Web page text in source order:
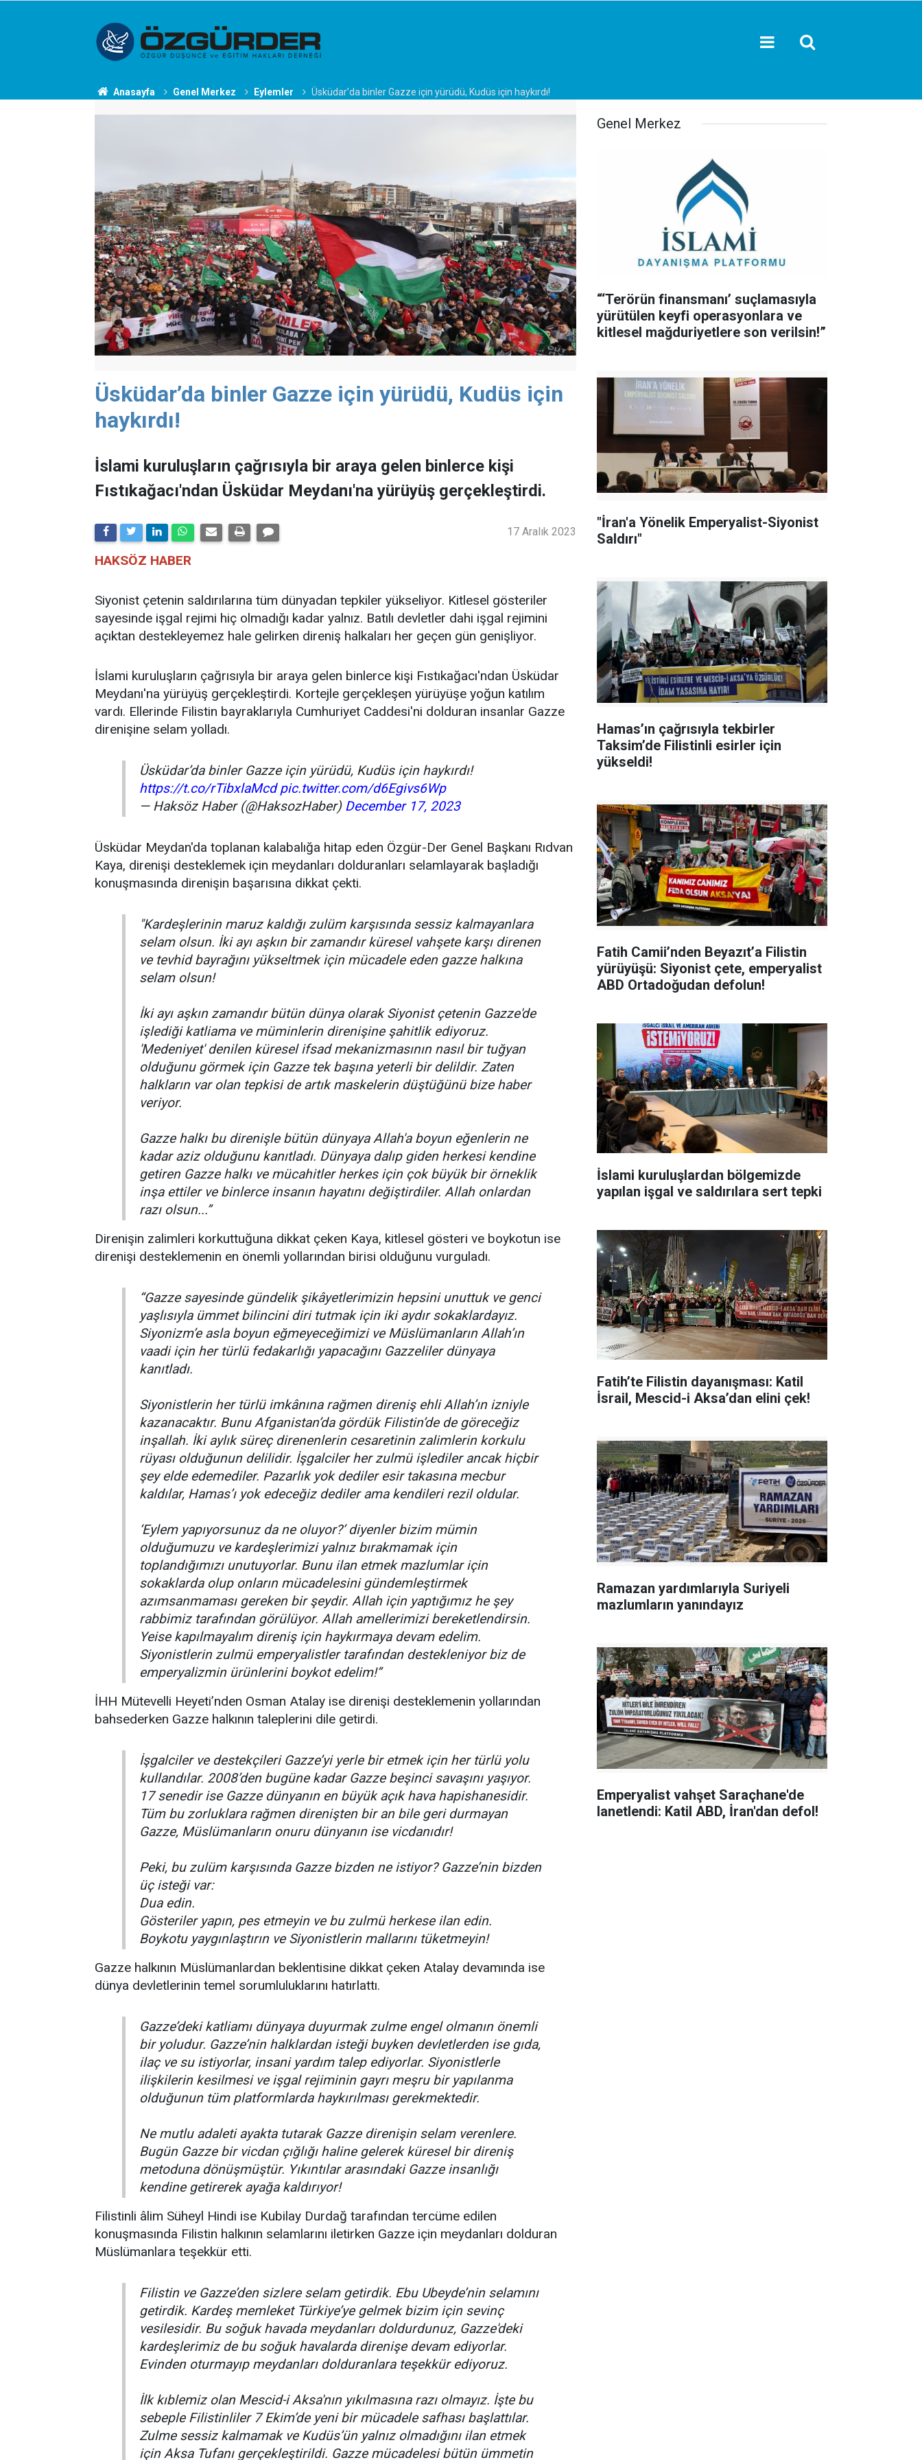
Anasayfa Genel Merkez Eylemler Üsküdar’da binler Gazze için yürüdü, Kudüs için haykırdı!
Üsküdar’da binler Gazze için yürüdü, Kudüs için
haykırdı!
İslami kuruluşların çağrısıyla bir araya gelen binlerce kişi
Fıstıkağacı'ndan Üsküdar Meydanı'na yürüyüş gerçekleştirdi.
17 Aralık 2023
HAKSÖZ HABER
Siyonist çetenin saldırılarına tüm dünyadan tepkiler yükseliyor. Kitlesel gösteriler
sayesinde işgal rejimi hiç olmadığı kadar yalnız. Batılı devletler dahi işgal rejimini
açıktan destekleyemez hale gelirken direniş halkaları her geçen gün genişliyor.
İslami kuruluşların çağrısıyla bir araya gelen binlerce kişi Fıstıkağacı'ndan Üsküdar
Meydanı'na yürüyüş gerçekleştirdi. Kortejle gerçekleşen yürüyüşe yoğun katılım
vardı. Ellerinde Filistin bayraklarıyla Cumhuriyet Caddesi'ni dolduran insanlar Gazze
direnişine selam yolladı.
Üsküdar’da binler Gazze için yürüdü, Kudüs için haykırdı!
https://t.co/rTibxlaMcd pic.twitter.com/d6Egivs6Wp
— Haksöz Haber (@HaksozHaber) December 17, 2023
Üsküdar Meydan'da toplanan kalabalığa hitap eden Özgür-Der Genel Başkanı Rıdvan
Kaya, direnişi desteklemek için meydanları dolduranları selamlayarak başladığı
konuşmasında direnişin başarısına dikkat çekti.
"Kardeşlerinin maruz kaldığı zulüm karşısında sessiz kalmayanlara
selam olsun. İki ayı aşkın bir zamandır küresel vahşete karşı direnen
ve tevhid bayrağını yükseltmek için mücadele eden gazze halkına
selam olsun!
İki ayı aşkın zamandır bütün dünya olarak Siyonist çetenin Gazze'de
işlediği katliama ve müminlerin direnişine şahitlik ediyoruz.
'Medeniyet' denilen küresel ifsad mekanizmasının nasıl bir tuğyan
olduğunu görmek için Gazze tek başına yeterli bir delildir. Zaten
halkların var olan tepkisi de artık maskelerin düştüğünü bize haber
veriyor.
Gazze halkı bu direnişle bütün dünyaya Allah'a boyun eğenlerin ne
kadar aziz olduğunu kanıtladı. Dünyaya dalıp giden herkesi kendine
getiren Gazze halkı ve mücahitler herkes için çok büyük bir örneklik
inşa ettiler ve binlerce insanın hayatını değiştirdiler. Allah onlardan
razı olsun...”
Direnişin zalimleri korkuttuğuna dikkat çeken Kaya, kitlesel gösteri ve boykotun ise
direnişi desteklemenin en önemli yollarından birisi olduğunu vurguladı.
“Gazze sayesinde gündelik şikâyetlerimizin hepsini unuttuk ve genci
yaşlısıyla ümmet bilincini diri tutmak için iki aydır sokaklardayız.
Siyonizm’e asla boyun eğmeyeceğimizi ve Müslümanların Allah’ın
vaadi için her türlü fedakarlığı yapacağını Gazzeliler dünyaya
kanıtladı.
Siyonistlerin her türlü imkânına rağmen direniş ehli Allah’ın izniyle
kazanacaktır. Bunu Afganistan’da gördük Filistin’de de göreceğiz
inşallah. İki aylık süreç direnenlerin cesaretinin zalimlerin korkulu
rüyası olduğunun delilidir. İşgalciler her zulmü işlediler ancak hiçbir
şey elde edemediler. Pazarlık yok dediler esir takasına mecbur
kaldılar, Hamas’ı yok edeceğiz dediler ama kendileri rezil oldular.
‘Eylem yapıyorsunuz da ne oluyor?’ diyenler bizim mümin
olduğumuzu ve kardeşlerimizi yalnız bırakmamak için
toplandığımızı unutuyorlar. Bunu ilan etmek mazlumlar için
sokaklarda olup onların mücadelesini gündemleştirmek
azımsanmaması gereken bir şeydir. Allah için yaptığımız he şey
rabbimiz tarafından görülüyor. Allah amellerimizi bereketlendirsin.
Yeise kapılmayalım direniş için haykırmaya devam edelim.
Siyonistlerin zulmü emperyalistler tarafından destekleniyor biz de
emperyalizmin ürünlerini boykot edelim!”
İHH Mütevelli Heyeti’nden Osman Atalay ise direnişi desteklemenin yollarından
bahsederken Gazze halkının taleplerini dile getirdi.
İşgalciler ve destekçileri Gazze’yi yerle bir etmek için her türlü yolu
kullandılar. 2008’den bugüne kadar Gazze beşinci savaşını yaşıyor.
17 senedir ise Gazze dünyanın en büyük açık hava hapishanesidir.
Tüm bu zorluklara rağmen direnişten bir an bile geri durmayan
Gazze, Müslümanların onuru dünyanın ise vicdanıdır!
Peki, bu zulüm karşısında Gazze bizden ne istiyor? Gazze’nin bizden
üç isteği var:
Dua edin.
Gösteriler yapın, pes etmeyin ve bu zulmü herkese ilan edin.
Boykotu yaygınlaştırın ve Siyonistlerin mallarını tüketmeyin!
Gazze halkının Müslümanlardan beklentisine dikkat çeken Atalay devamında ise
dünya devletlerinin temel sorumluluklarını hatırlattı.
Gazze’deki katliamı dünyaya duyurmak zulme engel olmanın önemli
bir yoludur. Gazze’nin halklardan isteği buyken devletlerden ise gıda,
ilaç ve su istiyorlar, insani yardım talep ediyorlar. Siyonistlerle
ilişkilerin kesilmesi ve işgal rejiminin gayrı meşru bir yapılanma
olduğunun tüm platformlarda haykırılması gerekmektedir.
Ne mutlu adaleti ayakta tutarak Gazze direnişin selam verenlere.
Bugün Gazze bir vicdan çığlığı haline gelerek küresel bir direniş
metoduna dönüşmüştür. Yıkıntılar arasındaki Gazze insanlığı
kendine getirerek ayağa kaldırıyor!
Filistinli âlim Süheyl Hindi ise Kubilay Durdağ tarafından tercüme edilen
konuşmasında Filistin halkının selamlarını iletirken Gazze için meydanları dolduran
Müslümanlara teşekkür etti.
Filistin ve Gazze’den sizlere selam getirdik. Ebu Ubeyde’nin selamını
getirdik. Kardeş memleket Türkiye’ye gelmek bizim için sevinç
vesilesidir. Bu soğuk havada meydanları doldurdunuz, Gazze'deki
kardeşlerimiz de bu soğuk havalarda direnişe devam ediyorlar.
Evinden oturmayıp meydanları dolduranlara teşekkür ediyoruz.
İlk kıblemiz olan Mescid-i Aksa'nın yıkılmasına razı olmayız. İşte bu
sebeple Filistinliler 7 Ekim’de yeni bir mücadele safhası başlattılar.
Zulme sessiz kalmamak ve Kudüs’ün yalnız olmadığını ilan etmek
için Aksa Tufanı gerçekleştirildi. Gazze mücadelesi bütün ümmetin
Genel Merkez
“‘Terörün finansmanı’ suçlamasıyla
yürütülen keyfi operasyonlara ve
kitlesel mağduriyetlere son verilsin!”
"İran'a Yönelik Emperyalist-Siyonist
Saldırı"
Hamas’ın çağrısıyla tekbirler
Taksim’de Filistinli esirler için
yükseldi!
Fatih Camii’nden Beyazıt’a Filistin
yürüyüşü: Siyonist çete, emperyalist
ABD Ortadoğudan defolun!
İslami kuruluşlardan bölgemizde
yapılan işgal ve saldırılara sert tepki
Fatih’te Filistin dayanışması: Katil
İsrail, Mescid-i Aksa’dan elini çek!
Ramazan yardımlarıyla Suriyeli
mazlumların yanındayız
Emperyalist vahşet Saraçhane'de
lanetlendi: Katil ABD, İran'dan defol!